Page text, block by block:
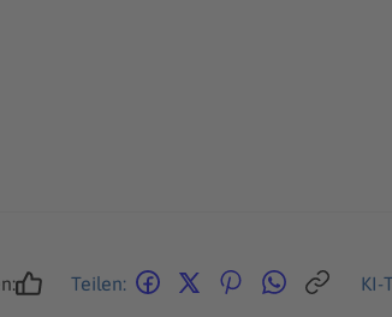
Teilen: KI-